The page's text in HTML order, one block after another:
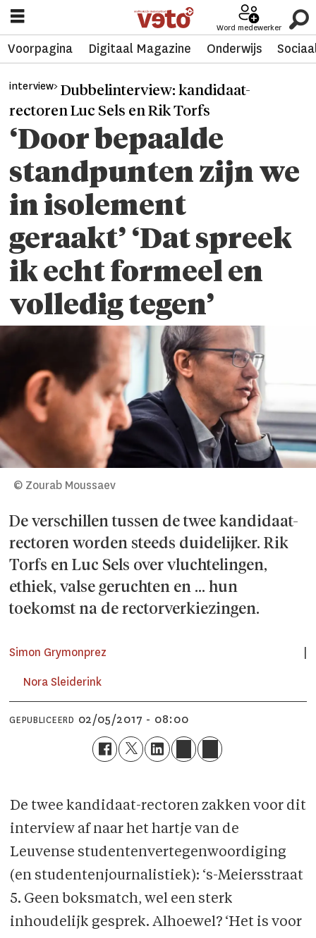
Word medewerker
Voorpagina Digitaal Magazine Onderwijs
interview> Dubbelinterview: kandidaat-
rectoren Luc Sels en Rik Torfs
‘Door bepaalde
standpunten zijn we
in isolement
geraakt’ ‘Dat spreek
ik echt formeel en
volledig tegen’
© Zourab Moussaev
De verschillen tussen de twee kandidaat-
rectoren worden steeds duidelijker. Rik
Torfs en Luc Sels over vluchtelingen,
ethiek, valse geruchten en … hun
toekomst na de rectorverkiezingen.
Simon Grymonprez
Nora Sleiderink
GEPUBLICEERD 02/05/2017 - 08:00
De twee kandidaat-rectoren zakken voor dit
interview af naar het hartje van de
Leuvense studentenvertegenwoordiging
(en studentenjournalistiek): ‘s-Meiersstraat
5. Geen boksmatch, wel een sterk
inhoudelijk gesprek. Alhoewel? ‘Het is voor